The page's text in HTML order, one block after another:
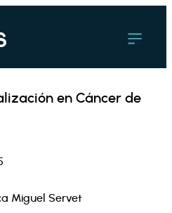
en Cáncer de
Miguel Servet